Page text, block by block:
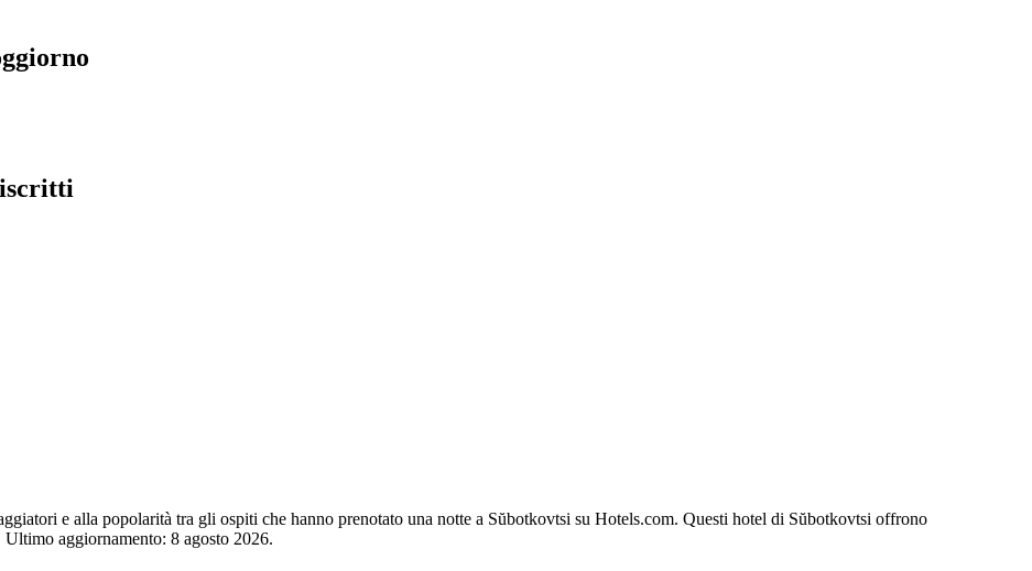
e alla popolarità tra gli ospiti che hanno prenotato una notte a Sŭbotkovtsi su Hotels.com. Questi hotel di Sŭbotkovtsi offrono
Ultimo aggiornamento: 8 agosto 2026.